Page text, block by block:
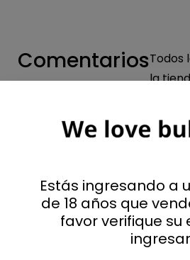
ComentariosTodos
la
Valoraciones
0
Seleccione una fila a
Estás ingresando a
de 18 años que
favor verifique su